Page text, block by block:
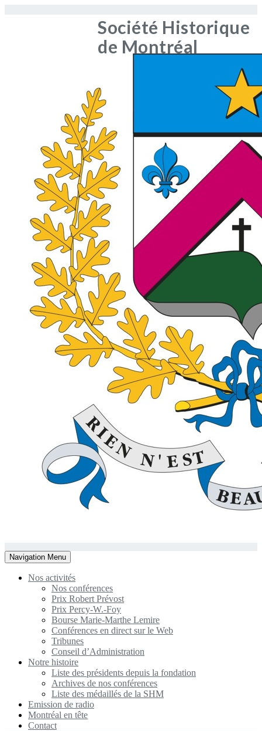
Société Historique
de Montréal
Toggle
navigation
Navigation Menu
Nos activités
Nos conférences
Prix Robert Prévost
Prix Percy-W.-Foy
Bourse Marie-Marthe Lemire
Conférences en direct sur le Web
Tribunes
Conseil d’Administration
Notre histoire
Liste des présidents depuis la fondation
Archives de nos conférences
Liste des médaillés de la SHM
Emission de radio
Montréal en tête
Contact